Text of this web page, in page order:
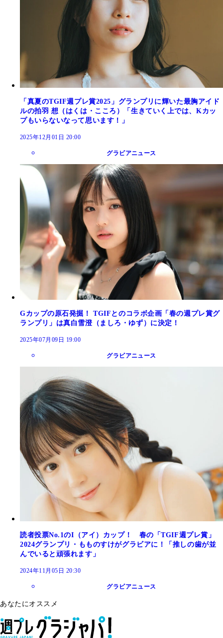
「真夏のTGIF週プレ賞2025」グランプリに輝いた最胸アイド
ルの拍羽 想（はくは・こころ）「生きていく上では、Kカッ
プもいらないなって思います！」
2025年12月01日 20:00
グラビアニュース
Gカップの原石発掘！ TGIFとのコラボ企画「春の週プレ賞グ
ランプリ」は真白雪澄（ましろ・ゆず）に決定！
2025年07月09日 19:00
グラビアニュース
読者投票No.1のI（アイ）カップ！ 春の「TGIF週プレ賞」
2024グランプリ・もものすけがグラビアに！「推しの歯が並
んでいると頑張れます」
2024年11月05日 20:30
グラビアニュース
あなたにオススメ